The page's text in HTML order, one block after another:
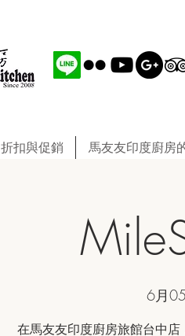
折扣與促銷 馬友友印度廚房
6月
在馬友友印度廚房旅館台中